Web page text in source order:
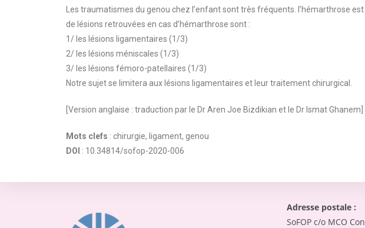
Les traumatismes du genou chez l’enfant sont très fréquents. l’hémarthrose
de lésions retrouvées en cas d’hémarthrose sont :
1/ les lésions ligamentaires (1/3)
2/ les lésions méniscales (1/3)
3/ les lésions fémoro-patellaires (1/3)
Notre sujet se limitera aux lésions ligamentaires et leur traitement chirurgical.
[Version anglaise : traduction par le Dr Aren Joe Bizdikian et le Dr Ismat Ghanem]
Mots clefs : chirurgie, ligament, genou
DOI : 10.34814/sofop-2020-006
Adresse postale :
SoFOP c/o MCO